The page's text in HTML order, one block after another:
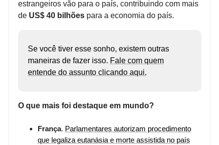
estrangeiros vão para o país, contribuindo com mais
de US$ 40 bilhõespara a economia do país.
Se você tiver esse sonho, existem outras
maneiras de fazer isso. Fale com quem
entende do assunto clicando aqui.
O que mais foi destaque em mundo?
França. Parlamentares autorizam procedimento
que legaliza eutanásia e morte assistida no país